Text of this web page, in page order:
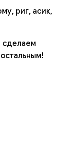
риг, асик,
сделаем